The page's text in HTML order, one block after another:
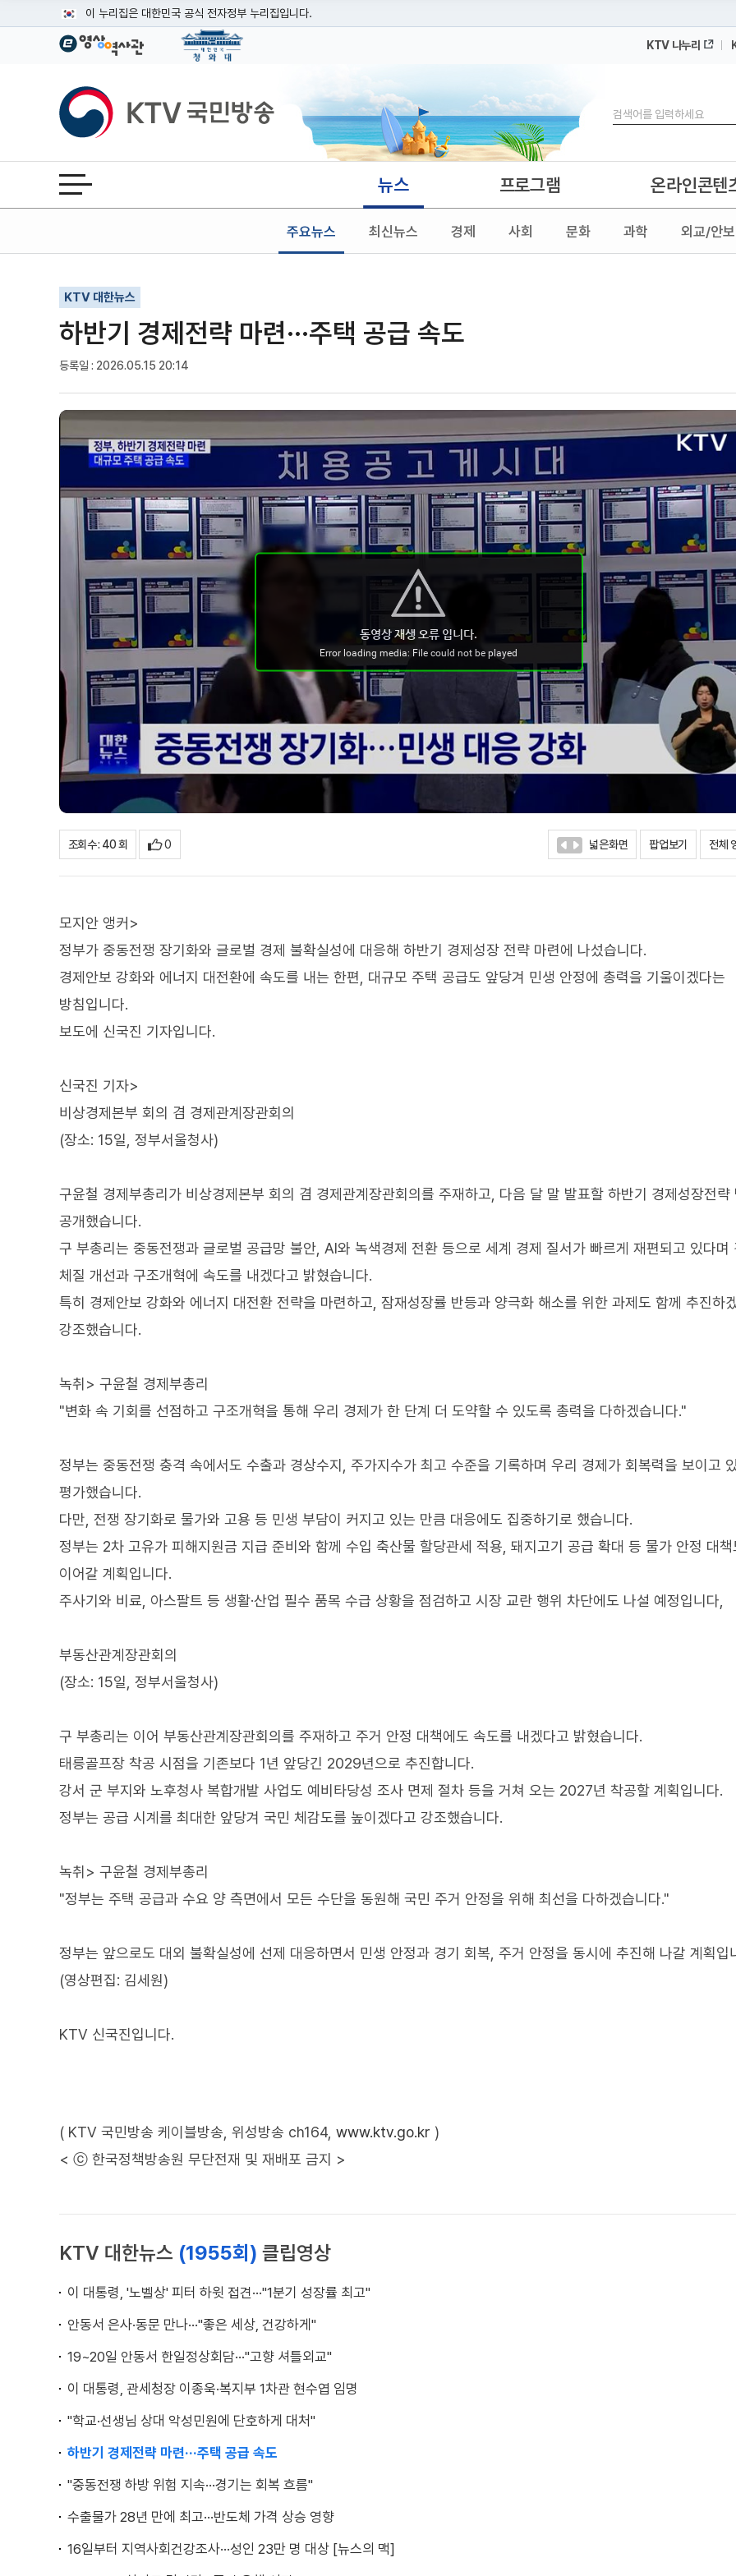
이 누리집은 대한민국 공식 전자정부 누리집입니다.
공식 누리집 주소 확인하기
이밖에 or.kr 또는 .kr등 다른 도메인 주소를 사용하고 있다면 아래 URL에서 도메인 주소를 확인해 보세요
운영중인 공식 누리집보기
KTV 나누리
KTV국민방송
검색
전체메뉴 열기 뉴스
주요뉴스 최신뉴스 경제 사회 문화 과학 외교/안보
프로그램 온라인콘텐
KTV 대한뉴스
하반기 경제전략 마련···주택 공급 속도
등록일 : 2026.05.15 20:14
기사인쇄
글자확대
글자축소
조회수 : 40 회 0 넓은화면 팝업보기 전체
모지안 앵커>
정부가 중동전쟁 장기화와 글로벌 경제 불확실성에 대응해 하반기 경제성장 전략 마련에 나섰습니다.
경제안보 강화와 에너지 대전환에 속도를 내는 한편, 대규모 주택 공급도 앞당겨 민생 안정에 총력을 기울이겠다는
방침입니다.
보도에 신국진 기자입니다.
신국진 기자>
비상경제본부 회의 겸 경제관계장관회의
(장소: 15일, 정부서울청사)
구윤철 경제부총리가 비상경제본부 회의 겸 경제관계장관회의를 주재하고, 다음 달 말 발표할 하반기 경제성장전략
공개했습니다.
구 부총리는 중동전쟁과 글로벌 공급망 불안, AI와 녹색경제 전환 등으로 세계 경제 질서가 빠르게 재편되고 있다며
체질 개선과 구조개혁에 속도를 내겠다고 밝혔습니다.
특히 경제안보 강화와 에너지 대전환 전략을 마련하고, 잠재성장률 반등과 양극화 해소를 위한 과제도 함께 추진하
강조했습니다.
녹취> 구윤철 경제부총리
"변화 속 기회를 선점하고 구조개혁을 통해 우리 경제가 한 단계 더 도약할 수 있도록 총력을 다하겠습니다."
정부는 중동전쟁 충격 속에서도 수출과 경상수지, 주가지수가 최고 수준을 기록하며 우리 경제가 회복력을 보이고
평가했습니다.
다만, 전쟁 장기화로 물가와 고용 등 민생 부담이 커지고 있는 만큼 대응에도 집중하기로 했습니다.
정부는 2차 고유가 피해지원금 지급 준비와 함께 수입 축산물 할당관세 적용, 돼지고기 공급 확대 등 물가 안정 대책
이어갈 계획입니다.
주사기와 비료, 아스팔트 등 생활·산업 필수 품목 수급 상황을 점검하고 시장 교란 행위 차단에도 나설 예정입니다,
부동산관계장관회의
(장소: 15일, 정부서울청사)
구 부총리는 이어 부동산관계장관회의를 주재하고 주거 안정 대책에도 속도를 내겠다고 밝혔습니다.
태릉골프장 착공 시점을 기존보다 1년 앞당긴 2029년으로 추진합니다.
강서 군 부지와 노후청사 복합개발 사업도 예비타당성 조사 면제 절차 등을 거쳐 오는 2027년 착공할 계획입니다.
정부는 공급 시계를 최대한 앞당겨 국민 체감도를 높이겠다고 강조했습니다.
녹취> 구윤철 경제부총리
"정부는 주택 공급과 수요 양 측면에서 모든 수단을 동원해 국민 주거 안정을 위해 최선을 다하겠습니다."
정부는 앞으로도 대외 불확실성에 선제 대응하면서 민생 안정과 경기 회복, 주거 안정을 동시에 추진해 나갈 계획입
(영상편집: 김세원)
KTV 신국진입니다.
( KTV 국민방송 케이블방송, 위성방송 ch164, www.ktv.go.kr )
< ⓒ 한국정책방송원 무단전재 및 재배포 금지 >
KTV 대한뉴스 (1955회) 클립영상
이 대통령, '노벨상' 피터 하윗 접견···"1분기 성장률 최고"
안동서 은사·동문 만나···"좋은 세상, 건강하게"
19~20일 안동서 한일정상회담···"고향 셔틀외교"
이 대통령, 관세청장 이종욱·복지부 1차관 현수엽 임명
"학교·선생님 상대 악성민원에 단호하게 대처"
하반기 경제전략 마련···주택 공급 속도
"중동전쟁 하방 위험 지속···경기는 회복 흐름"
수출물가 28년 만에 최고···반도체 가격 상승 영향
16일부터 지역사회건강조사···성인 23만 명 대상 [뉴스의 맥]